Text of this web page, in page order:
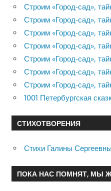
Строим «Город-сад»,
Строим «Город-сад»,
Строим «Город-сад»,
Строим «Город-сад»,
Строим «Город-сад»,
Строим «Город-сад»,
Строим «Город-сад»,
1001 Петербургская
СТИХОТВОРЕНИЯ
Стихи Галины Сергеевны
ПОКА НАС ПОМНЯТ, МЫ